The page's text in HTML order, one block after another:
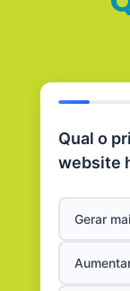
Qual o
website
Gerar